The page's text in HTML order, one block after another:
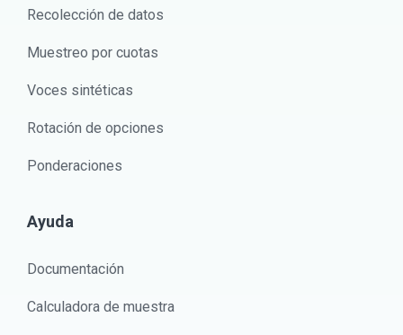
Recolección de datos
Muestreo por cuotas
Voces sintéticas
Rotación de opciones
Ponderaciones
Ayuda
Documentación
Calculadora de muestra